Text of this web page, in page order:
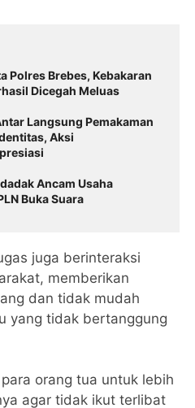
Polres Brebes, Kebakaran
Dicegah Meluas
Langsung Pemakaman
Aksi
Ancam Usaha
Buka Suara
juga berinteraksi
memberikan
dan tidak mudah
yang tidak bertanggung
orang tua untuk lebih
agar tidak ikut terlibat